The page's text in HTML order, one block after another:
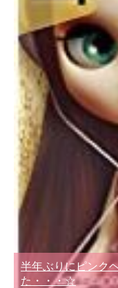
半年ぶりにピンク
た・・・☆